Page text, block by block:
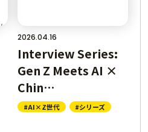
2026.04.16
#AI×Z世代 #シリーズ
Interview Series:
Gen Z Meets AI ×
Chin…